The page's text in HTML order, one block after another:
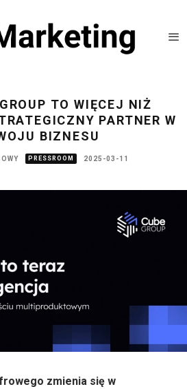
TO WIĘCEJ NIŻ
PARTNER W
BIZNESU
PRESSROOM 2025-03-11
zmienia się w